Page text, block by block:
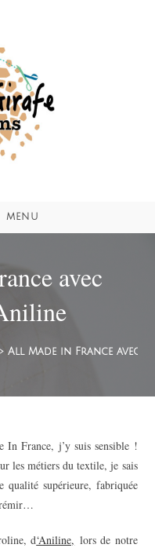
MENU
avec
> All Made in France avec
In France, j’y suis sensible !
les métiers du textile, je sais
supérieure, fabriquée
d‘Aniline, lors de notre